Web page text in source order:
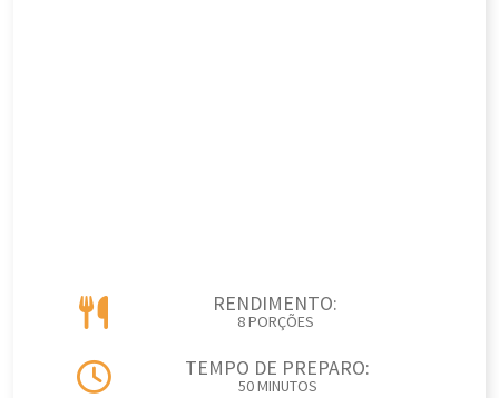
RENDIMENTO:
8 PORÇÕES
TEMPO DE PREPARO:
50 MINUTOS